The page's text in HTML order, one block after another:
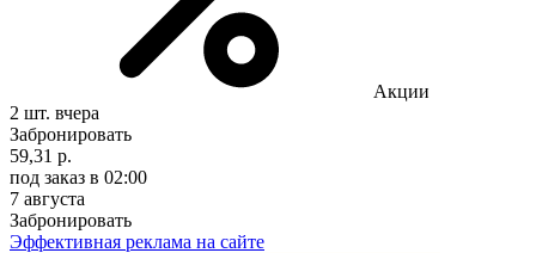
Акции
2 шт. вчера
Забронировать
59,31 р.
под заказ в 02:00
7 августа
Забронировать
Эффективная реклама на сайте